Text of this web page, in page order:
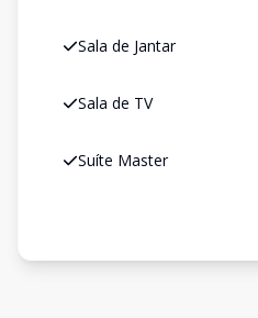
Sala de Jantar
Sala de TV
Suíte Master